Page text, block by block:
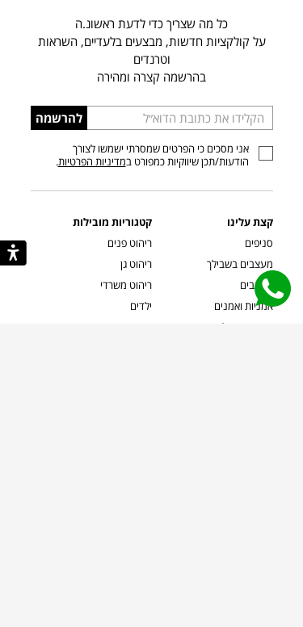
כל מה שצריך כדי לדעת ראשונ.ה
על קולקציות חדשות, מבצעים בלעדיים, השראות
וטרנדים
בהרשמה קצרה ומהירה
הכניסו
כתובת
דוא”ל
להרשמה
אני מסכים כי הפרטים שמסרתי ישמשו לצורך
הודעות/תכן שיווקיות כמפורט במדיניות הפרטיות.
קצת עלינו
סניפים
מעצבים בשבילך
מעצבים
אמניות ואמנים
קשרי אדריכלים
קטגוריות מובילות
ריהוט פנים
ריהוט גן
ריהוט משרדי
ילדים